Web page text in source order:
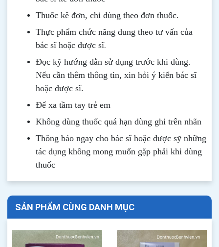
Thuốc kê đơn, chỉ dùng theo đơn thuốc.
Thực phẩm chức năng dung theo tư vấn của
bác sĩ hoặc dược sĩ.
Đọc kỹ hướng dẫn sử dụng trước khi dùng.
Nếu cần thêm thông tin, xin hỏi ý kiến bác sĩ
hoặc dược sĩ.
Để xa tầm tay trẻ em
Không dùng thuốc quá hạn dùng ghi trên nhãn
Thông báo ngay cho bác sĩ hoặc dược sỹ những
tác dụng không mong muốn gặp phải khi dùng
thuốc
SẢN PHẨM CÙNG DANH MỤC